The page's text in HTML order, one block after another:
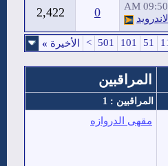
09:50 AM
0
2,422
51
101
501
> الأخيرة »
المراقبين
المراقبين : 1
مقهى الدروازه